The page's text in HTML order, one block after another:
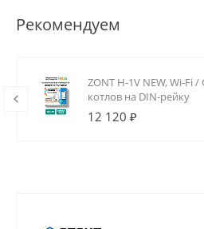
Рекомендуем
ZONT H-1V NEW, Wi-Fi /
котлов на DIN-рейку
12 120 ₽